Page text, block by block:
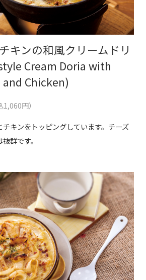
キンの和風クリームドリ
Cream Doria with
Chicken)
1,060円）
キンをトッピングしています。チーズ
群です。